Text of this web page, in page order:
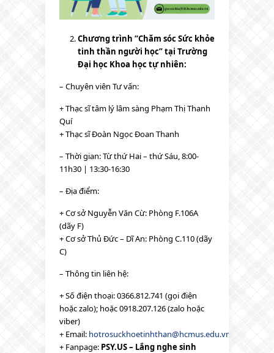
Chương trình “Chăm sóc Sức khỏe
tinh thần người học” tại Trường
Đại học Khoa học tự nhiên:
– Chuyên viên Tư vấn:
+ Thạc sĩ tâm lý lâm sàng Phạm Thị Thanh
Quí
+ Thạc sĩ Đoàn Ngọc Đoan Thanh
– Thời gian: Từ thứ Hai – thứ Sáu, 8:00-
11h30 | 13:30-16:30
– Địa điểm:
+ Cơ sở Nguyễn Văn Cừ: Phòng F.106A
(dãy F)
+ Cơ sở Thủ Đức – Dĩ An: Phòng C.110 (dãy
C)
– Thông tin liên hệ:
+ Số điện thoại: 0366.812.741 (gọi điện
hoặc zalo); hoặc 0918.207.126 (zalo hoặc
viber)
+ Email: hotrosuckhoetinhthan@hcmus.edu.vn
+ Fanpage: PSY.US – Lắng nghe sinh